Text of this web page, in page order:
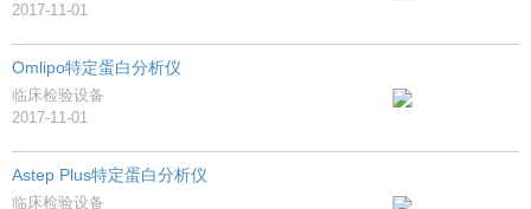
2017-11-01
Omlipo特定蛋白分析仪
临床检验设备
2017-11-01
Astep Plus特定蛋白分析仪
临床检验设备